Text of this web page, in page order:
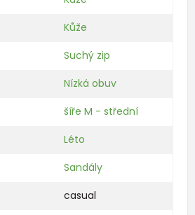
Kůže
Suchý zip
Nízká obuv
šíře M - střední
Léto
Sandály
casual